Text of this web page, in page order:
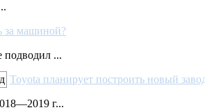
за машиной?
подводил ...
Toyota планирует построить новый
г...